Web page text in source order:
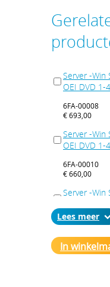
Server -Win
OEI DVD 1-
6FA-00008
€ 693,00
Server -Win
OEI DVD 1-
6FA-00010
€ 660,00
Server -Win
6FA-00012
Server -Win
Lees
In